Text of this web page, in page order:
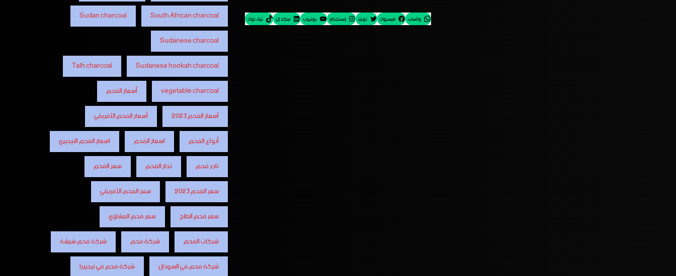
واتساب فيسبوك تويتر إنستجرام يوتيوب لينكد إن تيك توك
South African charcoal
Sudan charcoal
Sudanese charcoal
Sudanese hookah charcoal
Talh charcoal
vegetable charcoal
أسعار الفحم
أسعار الفحم 2023
أسعار الفحم الأفريقي
أنواع الفحم
اسعار الفحم
اسعار الفحم النيجيري
تاجر فحم
تجار الفحم
سعر الفحم
سعر الفحم 2023
سعر الفحم الأفريقي
سعر فحم الطلح
سعر فحم المشاوي
شركات الفحم
شركة فحم
شركة فحم شيشة
شركة فحم في السودان
شركة فحم في نيجيريا